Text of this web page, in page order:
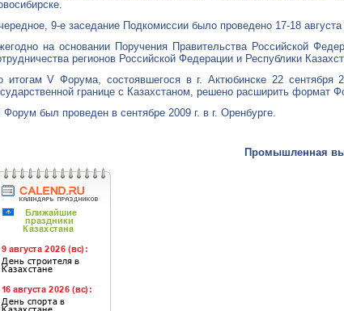
9-е заседание Подкомиссии было проведено 17-18 августа
на основании Поручения Правительства Российской
регионов Российской Федерации и Республики
итогам V Форума, состоявшегося в г. Актюбинске 22 сентября
границе с Казахстаном, решено расширить формат
Форум был проведен в сентябре 2009 г. в г. Оренбурге.
Промышленная